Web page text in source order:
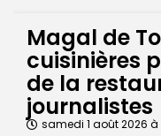
Magal de
cuisinières
de la
journalistes
samedi 1 août 2026 à